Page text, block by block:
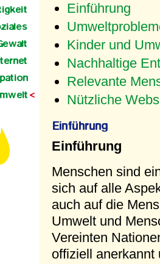
Einführung
Kinder und
Nachhaltige
Relevante
Nützliche
Einführung
Menschen sind
sich auf alle
auch auf die
Umwelt und
Vereinten
offiziell anerkannt